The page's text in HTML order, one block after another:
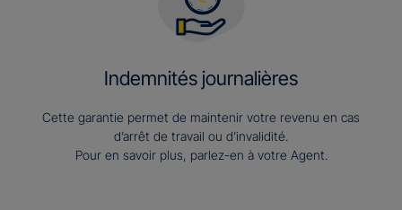
Indemnités journalières
Cette garantie permet de maintenir votre revenu en cas
d’arrêt de travail ou d’invalidité.
Pour en savoir plus, parlez-en à votre Agent.